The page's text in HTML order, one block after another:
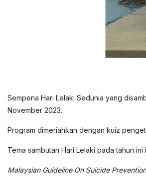
Sempena Hari Lelaki Sedunia yang
November 2023.
Program dimeriahkan dengan kuiz
Tema sambutan Hari Lelaki pada tahun ini
Malaysian Guideline On Suicide